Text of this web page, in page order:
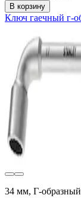
В корзину
Ключ гаечный г-
34 мм, Г-образный